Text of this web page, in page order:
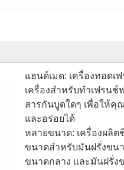
แฮนด์เมด: เครื่องทอด
เครื่องสำหรับทำเฟรนช์
สารกันบูดใดๆ เพื่อให้
และอร่อยได้
หลายขนาด: เครื่องผลิ
ขนาดสำหรับมันฝรั่งขน
ขนาดกลาง และมันฝรั่ง